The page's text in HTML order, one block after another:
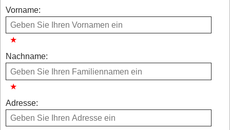
Vorname:
Nachname:
Adresse: